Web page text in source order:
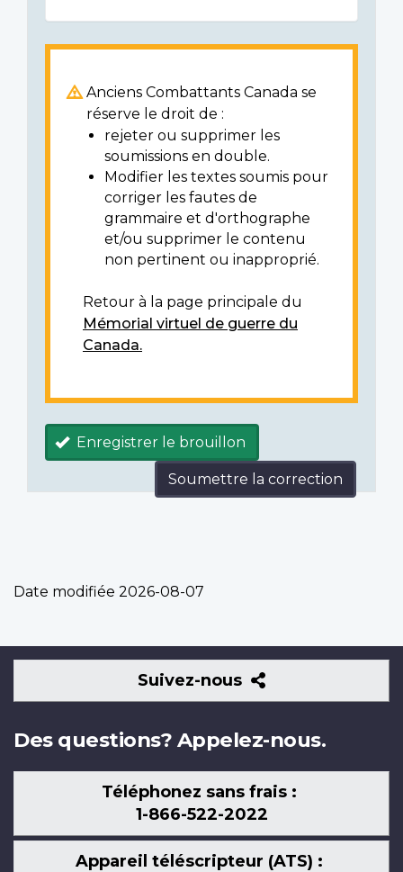
Anciens Combattants Canada se
réserve le droit de :
rejeter ou supprimer les
soumissions en double.
Modifier les textes soumis pour
corriger les fautes de
grammaire et d'orthographe
et/ou supprimer le contenu
non pertinent ou inapproprié.
Retour à la page principale du
Mémorial virtuel de guerre du
Canada.
Enregistrer le brouillon
Soumettre la correction
Date modifiée 2026-08-07
Suivez-nous
Suivez-
nous
Des questions? Appelez-nous.
Téléphonez sans frais :
1-866-522-2022
Appareil téléscripteur (ATS) :